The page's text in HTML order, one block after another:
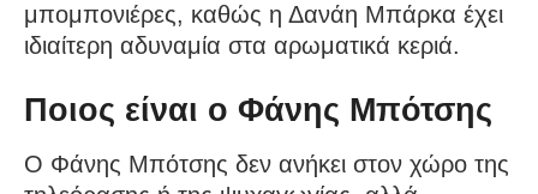
μπομπονιέρες, καθώς η Δανάη Μπάρκα έχει
ιδιαίτερη αδυναμία στα αρωματικά κεριά.
Ποιος είναι ο Φάνης Μπότσης
Ο Φάνης Μπότσης δεν ανήκει στον χώρο της